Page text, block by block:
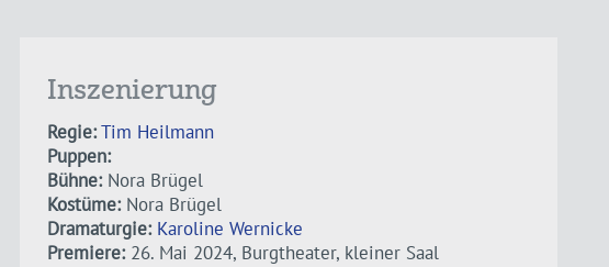
Inszenierung
Regie:Tim Heilmann
Puppen:
Bühne:Nora Brügel
Kostüme:Nora Brügel
Dramaturgie: Karoline Wernicke
Premiere:26. Mai 2024, Burgtheater, kleiner Saal